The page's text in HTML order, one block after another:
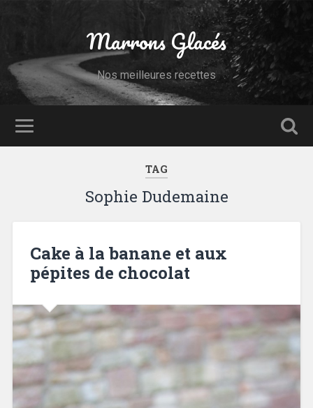
Marrons Glacés
Nos meilleures recettes
TAG
Sophie Dudemaine
Cake à la banane et aux
pépites de chocolat